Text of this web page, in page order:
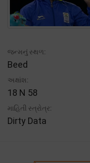
જન્મનું સ્થળ:
Beed
અક્ષાંશ:
18 N 58
માહિતી સ્ત્રોત્ર:
Dirty Data